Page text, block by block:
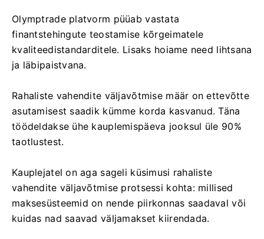
Olymptrade platvorm püüab vastata
finantstehingute teostamise kõrgeimatele
kvaliteedistandarditele. Lisaks hoiame need lihtsana
ja läbipaistvana.
Rahaliste vahendite väljavõtmise määr on ettevõtte
asutamisest saadik kümme korda kasvanud. Täna
töödeldakse ühe kauplemispäeva jooksul üle 90%
taotlustest.
Kauplejatel on aga sageli küsimusi rahaliste
vahendite väljavõtmise protsessi kohta: millised
maksesüsteemid on nende piirkonnas saadaval või
kuidas nad saavad väljamakset kiirendada.